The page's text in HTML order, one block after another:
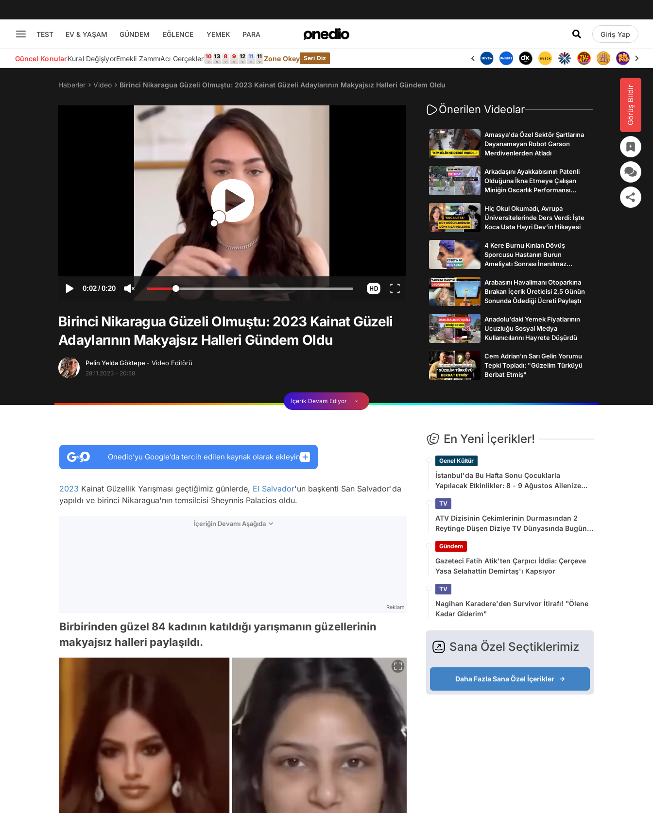
TEST EV & YAŞAM GÜNDEM EĞLENCE YEMEK PARA Giriş Yap
Güncel KonularKural DeğişiyorEmekli ZammıAcı Gerçekler Zone Okey Seri Diz
Görüş Bildir
Haberler Video Birinci Nikaragua Güzeli Olmuştu: 2023 Kainat Güzeli Adaylarının Makyajsız Halleri Gündem Oldu
0:02/0:20
Birinci Nikaragua Güzeli Olmuştu: 2023 Kainat Güzeli
Adaylarının Makyajsız Halleri Gündem Oldu
Pelin Yelda Göktepe - Video Editörü
28.11.2023 - 20:58
Önerilen Videolar
Amasya'da Özel Sektör Şartlarına
Dayanamayan Robot Garson
Merdivenlerden Atladı
Arkadaşını Ayakkabısının Patenli
Olduğuna İkna Etmeye Çalışan
Miniğin Oscarlık Performansı
Hiç Okul Okumadı, Avrupa
Üniversitelerinde Ders Verdi: İşte
Koca Usta Hayri Dev'in Hikayesi
4 Kere Burnu Kırılan Dövüş
Sporcusu Hastanın Burun
Ameliyatı Sonrası İnanılmaz
Arabasını Havalimanı Otoparkına
Bırakan İçerik Üreticisi 2,5 Günün
Sonunda Ödediği Ücreti Paylaştı
Anadolu'daki Yemek Fiyatlarının
Ucuzluğu Sosyal Medya
Kullanıcılarını Hayrete Düşürdü
Cem Adrian'ın Sarı Gelin Yorumu
Tepki Topladı: "Güzelim Türküyü
Berbat Etmiş"
İçerik Devam Ediyor
Onedio’yu Google’da tercih edilen kaynak olarak ekleyin
2023 Kainat Güzellik Yarışması geçtiğimiz günlerde, El Salvador'un başkenti San Salvador'da
yapıldı ve birinci Nikaragua'nın temsilcisi Sheynnis Palacios oldu.
İçeriğin Devamı Aşağıda
Reklam
Birbirinden güzel 84 kadının katıldığı yarışmanın güzellerinin
makyajsız halleri paylaşıldı.
En Yeni İçerikler!
Genel Kültür
İstanbul'da Bu Hafta Sonu Çocuklarla
Yapılacak Etkinlikler: 8 - 9 Ağustos Ailenize
TV
ATV Dizisinin Çekimlerinin Durmasından 2
Reytinge Düşen Diziye TV Dünyasında Bugün
Gündem
Gazeteci Fatih Atik'ten Çarpıcı İddia: Çerçeve
Yasa Selahattin Demirtaş'ı Kapsıyor
TV
Nagihan Karadere'den Survivor İtirafı! "Ölene
Kadar Giderim"
Sana Özel Seçtiklerimiz
Daha Fazla Sana Özel İçerikler